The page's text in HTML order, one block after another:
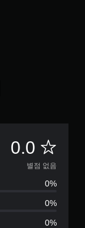
0.0 별
점
없
음
별점 없음
0%
0%
0%